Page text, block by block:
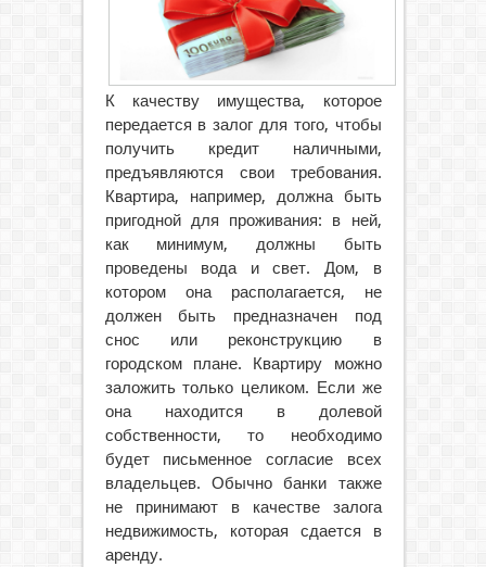
К качеству имущества, которое
передается в залог для того, чтобы
получить кредит наличными,
предъявляются свои требования.
Квартира, например, должна быть
пригодной для проживания: в ней,
как минимум, должны быть
проведены вода и свет. Дом, в
котором она располагается, не
должен быть предназначен под
снос или реконструкцию в
городском плане. Квартиру можно
заложить только целиком. Если же
она находится в долевой
собственности, то необходимо
будет письменное согласие всех
владельцев. Обычно банки также
не принимают в качестве залога
недвижимость, которая сдается в
аренду.